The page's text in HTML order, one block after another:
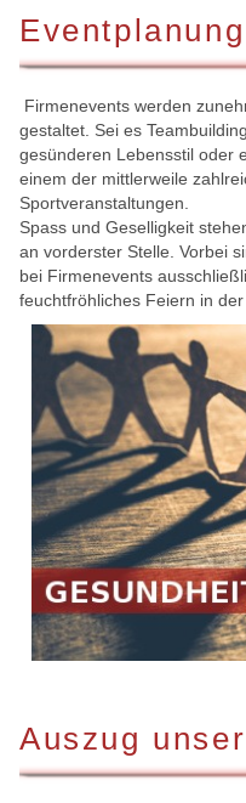
Eventplanung
Firmenevents werden
gestaltet. Sei es
gesünderen Lebensstil oder
einem der mittlerweile
Sportveranstaltungen.
Spass und Geselligkeit
an vorderster Stelle. Vorbei
bei Firmenevents
feuchtfröhliches Feiern in der
Auszug